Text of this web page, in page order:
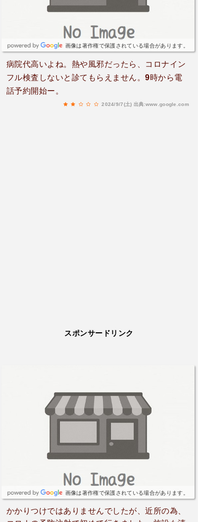
画像は著作権で保護されている場合があります。
病院代高いよね。熱や風邪だったら、コロナイン
フル検査しないと診てもらえません。9時から電
話予約開始ー。
2024/9/7(土) 出典:www.google.com
スポンサードリンク
画像は著作権で保護されている場合があります。
かかりつけではありませんでしたが、近所の為、